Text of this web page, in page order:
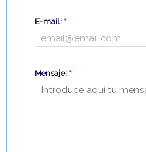
E-mail: *
Mensaje: *